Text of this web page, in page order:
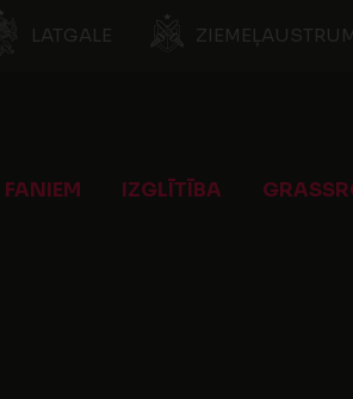
LATGALE
FANIEM IZGLĪTĪBA